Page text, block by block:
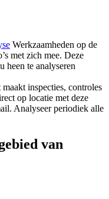
Werkzaamheden op de
met zich mee. Deze
heen te analyseren
maakt inspecties, controles
op locatie met deze
Analyseer periodiek alle
van